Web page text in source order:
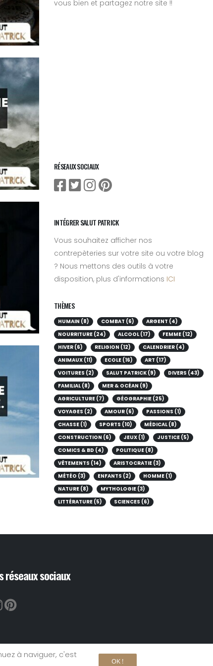
à naviguer, c'est
OK !
vous bien et partagez notre site !!
RÉSEAUX SOCIAUX
INTÉGRER SALUT PATRICK
Vous souhaitez afficher nos
contrepèteries sur votre site ou votre blog
? Nous mettons des outils à votre
disposition, plus d'informations ICI
THÈMES
HUMAIN (8) COMBAT (6)
ARGENT (4)
NOURRITURE (24)
ALCOOL (17)
FEMME (12)
HIVER (6)
RELIGION (12)
CALENDRIER (4)
ANIMAUX (11)
ECOLE (16)
ART (17)
VOITURES (2)
SALUT PATRICK (9)
DIVERS (43)
FAMILIAL (8)
MER & OCÉAN (9)
AGRICULTURE (7)
GÉOGRAPHIE (25)
VOYAGES (2)
AMOUR (6)
PASSIONS (1)
CHASSE (1)
SPORTS (10)
MÉDICAL (8)
CONSTRUCTION (6)
JEUX (1)
JUSTICE (5)
COMICS & BD (4)
POLITIQUE (8)
VÊTEMENTS (14)
ARISTOCRATIE (3)
MÉTÉO (3)
ENFANTS (2)
HOMME (1)
NATURE (8)
MYTHOLOGIE (3)
LITTÉRATURE (5)
SCIENCES (6)
réseaux sociaux
par Salut Patrick